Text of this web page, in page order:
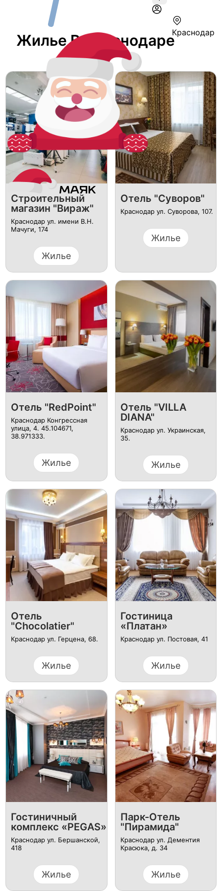
Краснодар
Жилье В Краснодаре
Строительный
магазин "Вираж"
Краснодар ул. имени В.Н.
Мачуги, 174
Жилье
Отель "Суворов"
Краснодар ул. Суворова, 107.
Жилье
Отель "RedPoint"
Краснодар Конгрессная
улица, 4. 45.104671,
38.971333.
Жилье
Отель "VILLA
DIANA"
Краснодар ул. Украинская,
35.
Жилье
Отель
"Chocolatier"
Краснодар ул. Герцена, 68.
Жилье
Гостиница
«Платан»
Краснодар ул. Постовая, 41
Жилье
Гостиничный
комплекс «PEGAS»
Краснодар ул. Бершанской,
418
Жилье
Парк-Отель
"Пирамида"
Краснодар ул. Дементия
Красюка, д. 34
Жилье